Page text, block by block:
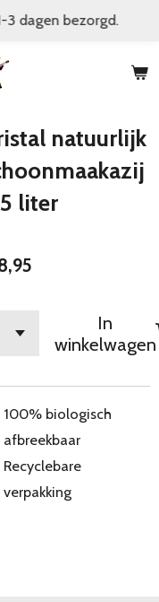
3 dagen bezorgd.
natuurlijk
liter
In
winkelwagen
100% biologisch
afbreekbaar
Recyclebare
verpakking